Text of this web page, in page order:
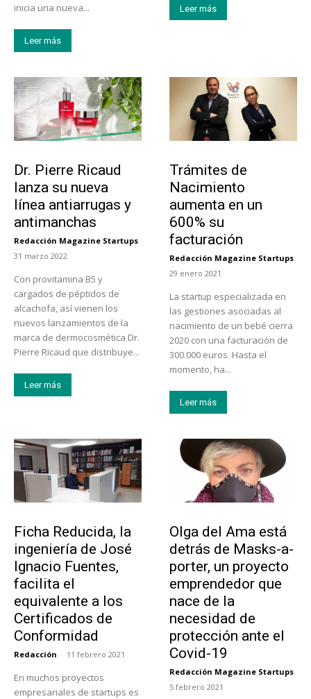
inicia una nueva...
Leer más
Leer más
Dr. Pierre Ricaud
lanza su nueva
línea antiarrugas y
antimanchas
Redacción Magazine Startups
-
31 marzo 2022
Con provitamina B5 y
cargados de péptidos de
alcachofa, así vienen los
nuevos lanzamientos de la
marca de dermocosmética Dr.
Pierre Ricaud que distribuye...
Leer más
Trámites de
Nacimiento
aumenta en un
600% su
facturación
Redacción Magazine Startups
-
29 enero 2021
La startup especializada en
las gestiones asociadas al
nacimiento de un bebé cierra
2020 con una facturación de
300.000 euros. Hasta el
momento, ha...
Leer más
Ficha Reducida, la
ingeniería de José
Ignacio Fuentes,
facilita el
equivalente a los
Certificados de
Conformidad
Redacción - 11 febrero 2021
En muchos proyectos
empresariales de startups es
Olga del Ama está
detrás de Masks-a-
porter, un proyecto
emprendedor que
nace de la
necesidad de
protección ante el
Covid-19
Redacción Magazine Startups
-
5 febrero 2021